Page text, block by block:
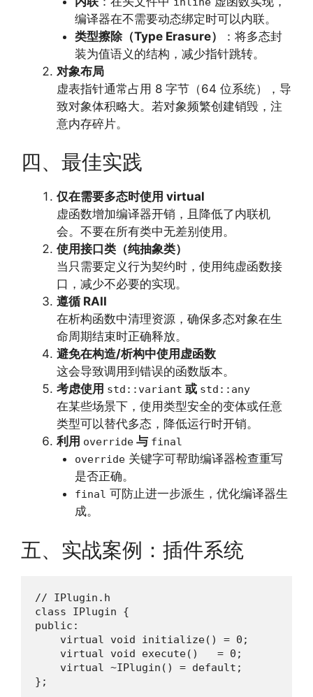
编译器在不需要动态绑定时可以内联。
类型擦除（Type Erasure）
：将多态封
装为值语义的结构，减少指针跳转。
对象布局
虚表指针通常占用 8 字节（64 位系统），导
致对象体积略大。若对象频繁创建销毁，注
意内存碎片。
四、最佳实践
仅在需要多态时使用 virtual
虚函数增加编译器开销，且降低了内联机
会。不要在所有类中无差别使用。
使用接口类（纯抽象类）
当只需要定义行为契约时，使用纯虚函数接
口，减少不必要的实现。
遵循 RAII
在析构函数中清理资源，确保多态对象在生
命周期结束时正确释放。
避免在构造/析构中使用虚函数
这会导致调用到错误的函数版本。
考虑使用 std::variant 或 std::any
在某些场景下，使用类型安全的变体或任意
类型可以替代多态，降低运行时开销。
利用 override 与 final
override关键字可帮助编译器检查重写
是否正确。
final 可防止进一步派生，优化编译器生
成。
五、实战案例：插件系统
// IPlugin.h
class IPlugin {
public:
    virtual void initialize() = 0;
    virtual void execute()   = 0;
    virtual ~IPlugin() = default;
};